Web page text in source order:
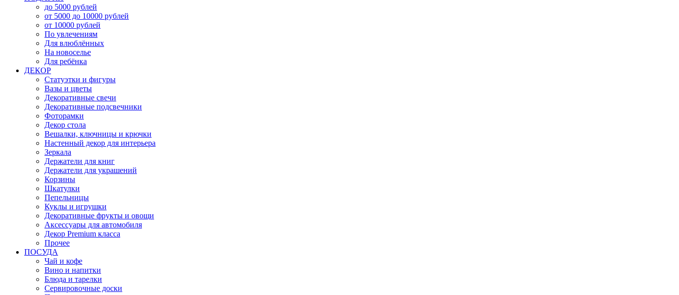
до 5000 рублей
от 5000 до 10000 рублей
от 10000 рублей
По увлечениям
Для влюблённых
На новоселье
Для ребёнка
ДЕКОР
Статуэтки и фигуры
Вазы и цветы
Декоративные свечи
Декоративные подсвечники
Фоторамки
Декор стола
Вешалки, ключницы и крючки
Настенный декор для интерьера
Зеркала
Держатели для книг
Держатели для украшений
Корзины
Шкатулки
Пепельницы
Куклы и игрушки
Декоративные фрукты и овощи
Аксессуары для автомобиля
Декор Premium класса
Прочее
ПОСУДА
Чай и кофе
Вино и напитки
Блюда и тарелки
Сервировочные доски